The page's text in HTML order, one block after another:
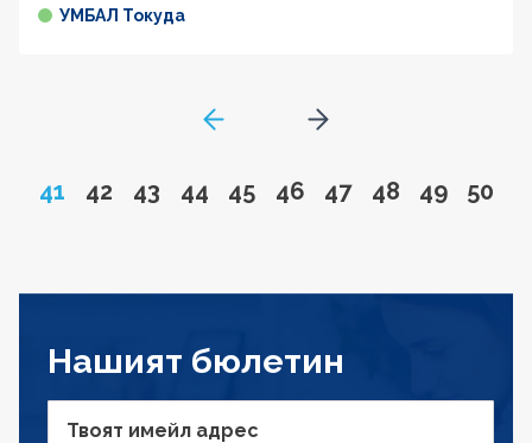
УМБАЛ Токуда
GoToPreviousPage
Page
41 Go to page
42 Go to page
43 Go to page
44 Go to page
45 Go to page
46 Go to page
47 Go to page
48 Go to
49 Go
50
Go to next page
Нашият бюлетин
Твоят имейл адрес